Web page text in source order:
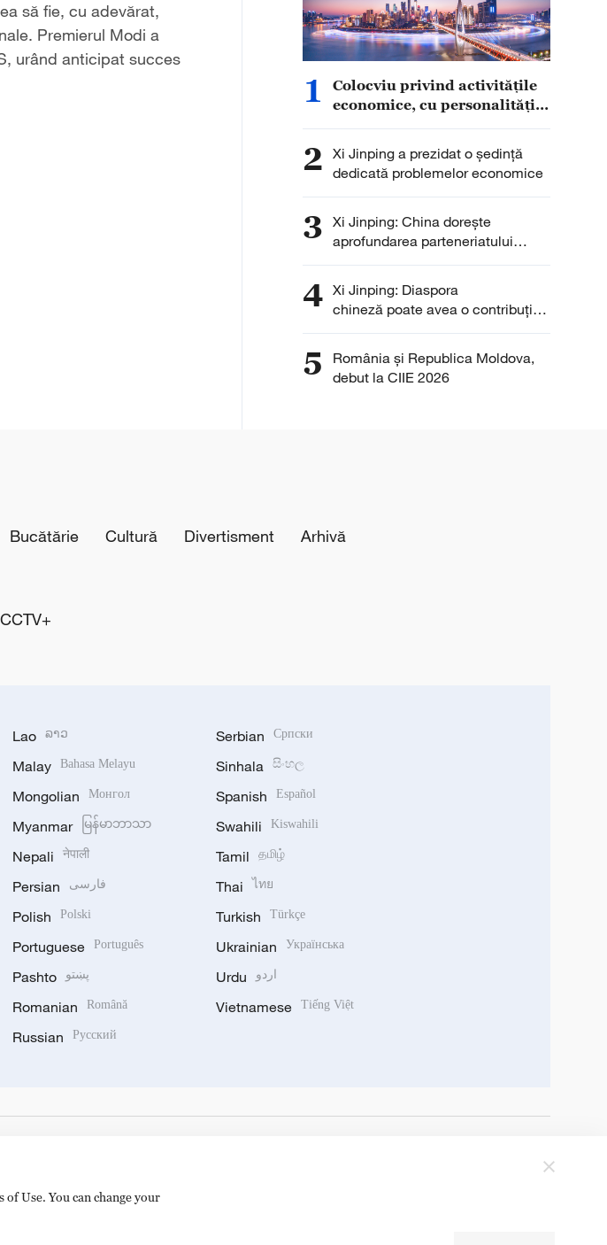
să fie, cu adevărat,
Premierul Modi a
urând anticipat succes
1
Colocviu privind activitățile
economice, cu personalități
2 Xi Jinping a prezidat o ședință
dedicată problemelor economice
3 Xi Jinping: China dorește
aprofundarea parteneriatului
strategic cu Slovacia
4 Xi Jinping: Diaspora
chineză poate avea o contribuție
și mai importantă la
5
România și Republica Moldova,
debut la CIIE 2026
Bucătărie Cultură Divertisment Arhivă
CCTV+
Lao ລາວ
Malay Bahasa Melayu
Mongolian Монгол
Myanmar မြန်မာဘာသာ
Nepali नेपाली
Persian فارسی
Polish Polski
Portuguese Português
Pashto پښتو
Romanian Română
Russian Русский
Serbian Српски
Sinhala සිංහල
Spanish Español
Swahili Kiswahili
Tamil தமிழ்
Thai ไทย
Turkish Türkçe
Ukrainian Українська
Urdu اردو
Vietnamese Tiếng Việt
Use. You can change your